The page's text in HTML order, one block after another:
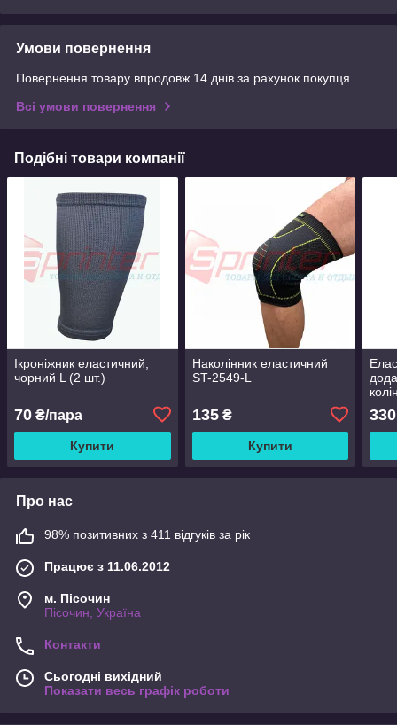
Умови повернення
Повернення товару впродовж 14 днів за рахунок покупця
Всі умови повернення
Подібні товари компанії
Ікроніжник еластичний,
чорний L (2 шт.)
70 ₴/пара
Купити
Наколінник еластичний
ST-2549-L
135₴
Купити
330
Про нас
98% позитивних з 411 відгуків за рік
Працює з 11.06.2012
м. Пісочин
Пісочин, Україна
Контакти
Сьогодні вихідний
Показати весь графік роботи